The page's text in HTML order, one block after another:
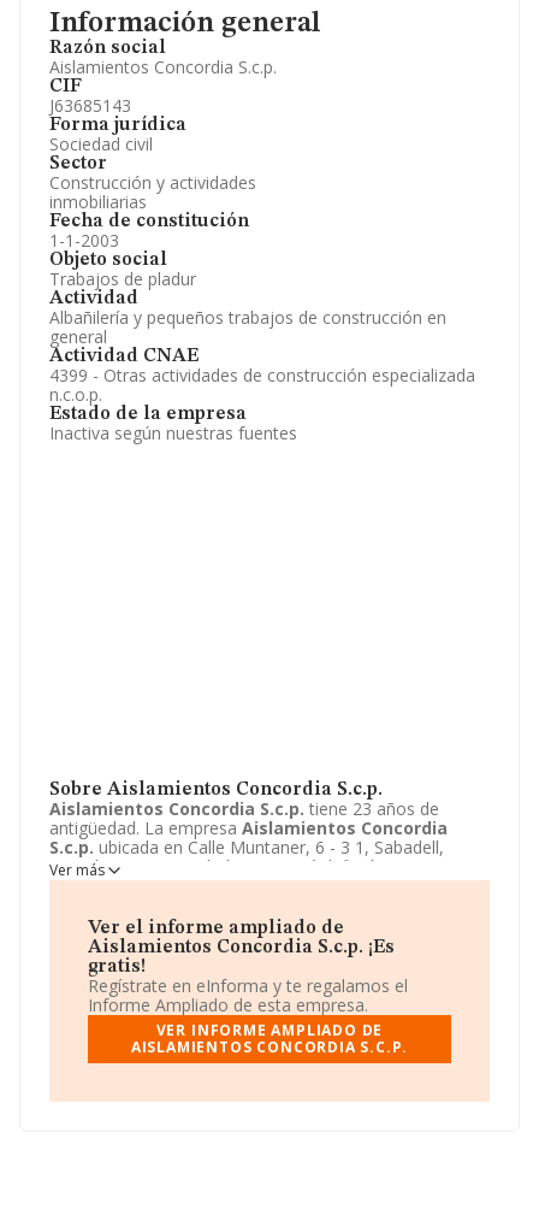
Información general
Razón social
Aislamientos Concordia S.c.p.
CIF
J63685143
Forma jurídica
Sociedad civil
Sector
Construcción y actividades
inmobiliarias
Fecha de constitución
1-1-2003
Objeto social
Trabajos de pladur
Actividad
Albañilería y pequeños trabajos de construcción en
general
Actividad CNAE
4399 - Otras actividades de construcción especializada
n.c.o.p.
Estado de la empresa
Inactiva según nuestras fuentes
Sobre Aislamientos Concordia S.c.p.
Aislamientos Concordia S.c.p. tiene 23 años de
antigüedad. La empresa Aislamientos Concordia
S.c.p. ubicada en Calle Muntaner, 6 - 3 1, Sabadell,
Barcelona. Su actividad CNAE está definida como 4399 -
Otras actividades de construcción especializada n.c.o.p..
Sociedad civil.
Ver más
Ver el informe ampliado de
Aislamientos Concordia S.c.p. ¡Es
gratis!
Regístrate en eInforma y te regalamos el
Informe Ampliado de esta empresa.
VER INFORME AMPLIADO DE
AISLAMIENTOS CONCORDIA S.C.P.
Información oficial y registral complementaria.